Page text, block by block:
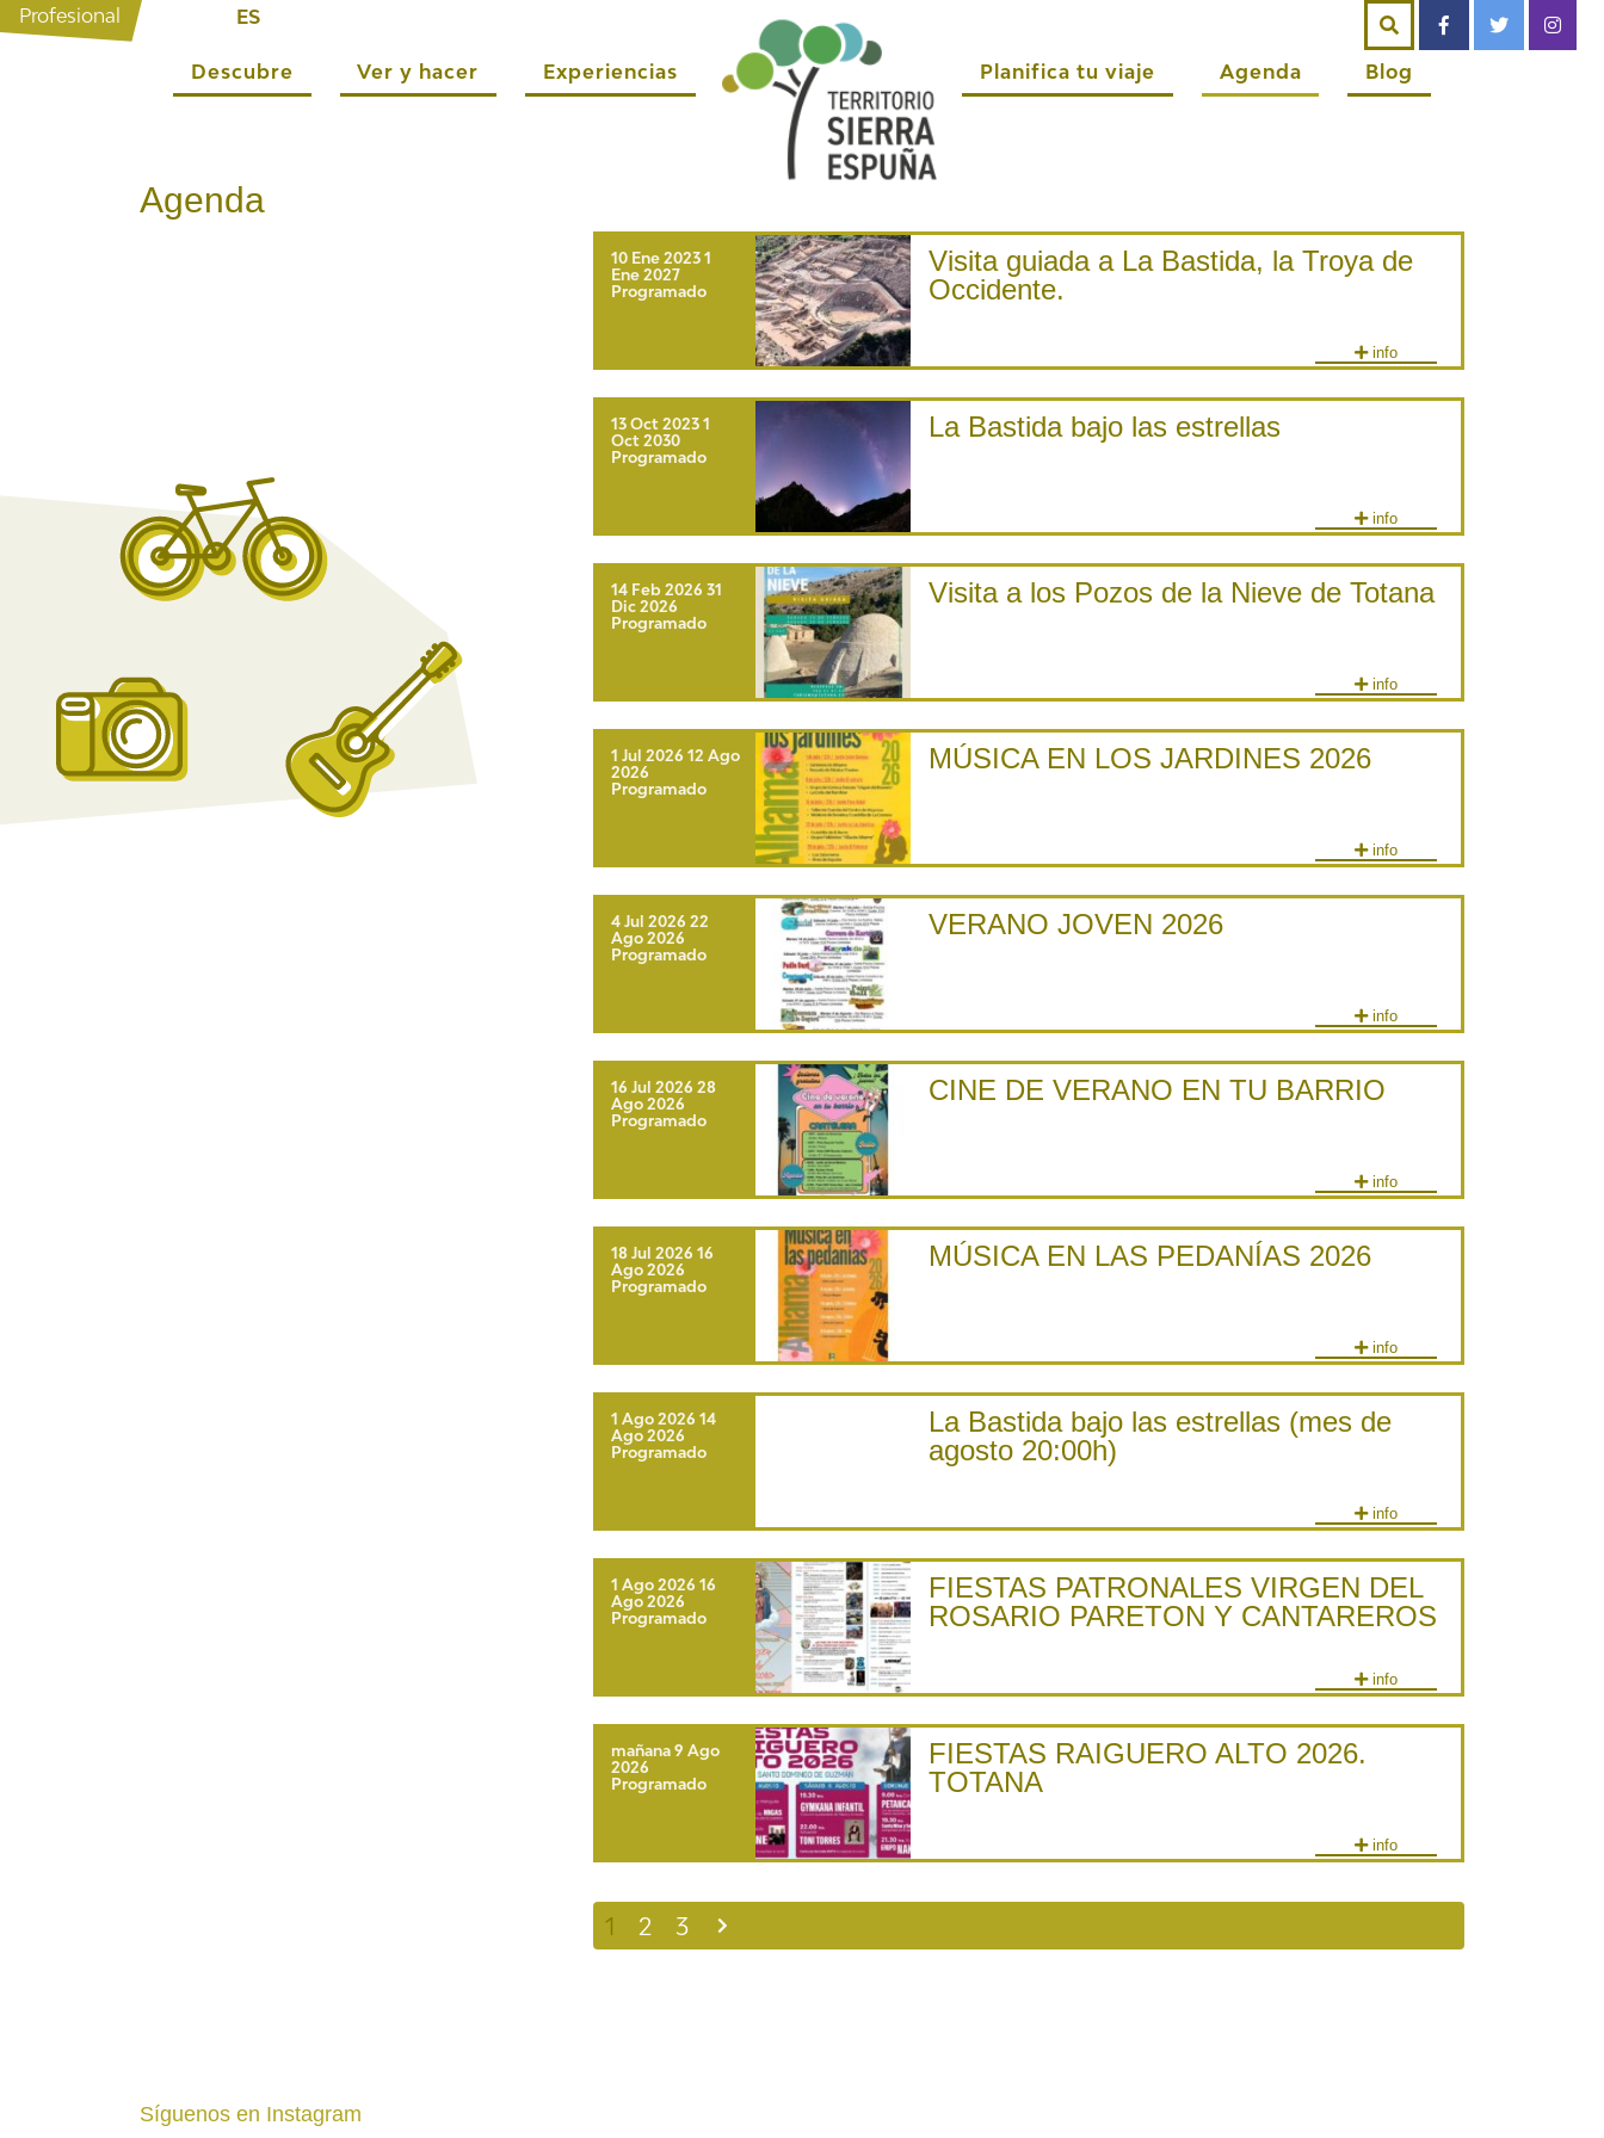
Profesional ES
Descubre Ver y hacer Experiencias Planifica tu viaje Agenda Blog
Agenda
10 Ene 20231
Ene 2027
Programado
Visita guiada a La Bastida, la Troya de
Occidente.
info
13 Oct 20231
Oct 2030
Programado
La Bastida bajo las estrellas
info
14 Feb 2026 31
Dic 2026
Programado
Visita a los Pozos de la Nieve de Totana
info
1 Jul 2026 12 Ago
2026
Programado
MÚSICA EN LOS JARDINES 2026
info
4 Jul 2026 22
Ago 2026
Programado
VERANO JOVEN 2026
info
16 Jul 2026 28
Ago 2026
Programado
CINE DE VERANO EN TU BARRIO
info
18 Jul 2026 16
Ago 2026
Programado
MÚSICA EN LAS PEDANÍAS 2026
info
1 Ago 2026 14
Ago 2026
Programado
La Bastida bajo las estrellas (mes de
agosto 20:00h)
info
1 Ago 2026 16
Ago 2026
Programado
FIESTAS PATRONALES VIRGEN DEL
ROSARIO PARETON Y CANTAREROS
info
mañana9 Ago
2026
Programado
FIESTAS RAIGUERO ALTO 2026.
TOTANA
info
1 2 3
Síguenos en Instagram